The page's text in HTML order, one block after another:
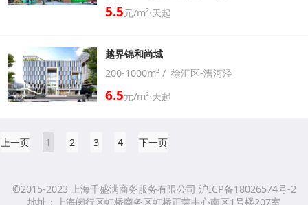
5.5元/m²⋅天起
越界锦和尚城
200-1000m² / 徐汇区-漕河泾
6.5元/m²⋅天起
上一页 1 2 3 4 下一页
©2015-2023 上海千盛满商务服务有限公司 沪ICP备18026574号-2
地址：上海闵行区虹桥商务区虹桥正荣中心南区1号楼207室